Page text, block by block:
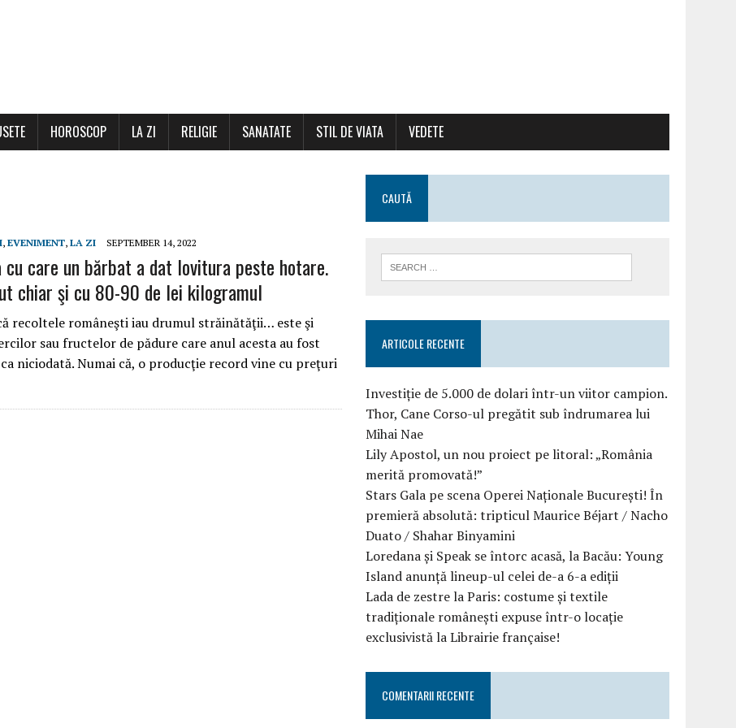
HOROSCOP LA ZI RELIGIE SANATATE STIL DE VIATA VEDETE
, EVENIMENT, LA ZI SEPTEMBER 14, 2022
cu care un bărbat a dat lovitura peste hotare.
chiar şi cu 80-90 de lei kilogramul
recoltele româneşti iau drumul străinătăţii… este şi
sau fructelor de pădure care anul acesta au fost
niciodată. Numai că, o producţie record vine cu preţuri
CAUTĂ
ARTICOLE RECENTE
Investiție de 5.000 de dolari într-un viitor campion.
Thor, Cane Corso-ul pregătit sub îndrumarea lui
Mihai Nae
Lily Apostol, un nou proiect pe litoral: „România
merită promovată!”
Stars Gala pe scena Operei Naționale București! În
premieră absolută: tripticul Maurice Béjart / Nacho
Duato / Shahar Binyamini
Loredana și Speak se întorc acasă, la Bacău: Young
Island anunță lineup-ul celei de-a 6-a ediții
Lada de zestre la Paris: costume și textile
tradiționale românești expuse într-o locație
exclusivistă la Librairie française!
COMENTARII RECENTE